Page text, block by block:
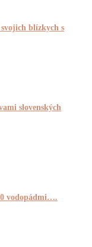
blízkych s
slovenských
vodopádmi….